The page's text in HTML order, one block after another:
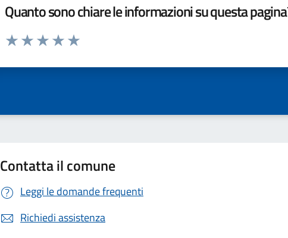
Quanto sono chiare le informazioni su questa
Valuta da 1 a 5 stelle la pagina
Contatta il comune
Leggi le domande frequenti
Richiedi assistenza